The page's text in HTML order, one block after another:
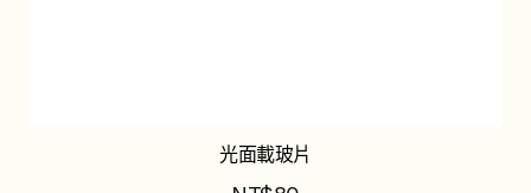
光面載玻片